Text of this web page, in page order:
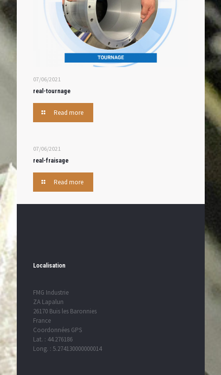
07/06/2021
real-tournage
Read more
07/06/2021
real-fraisage
Read more
Localisation
FMG Industrie
ZA Lapalun
26170 Buis les Baronnies
France
Coordonnées GPS
Lat. : 44.276186
Long. : 5.274130000000014